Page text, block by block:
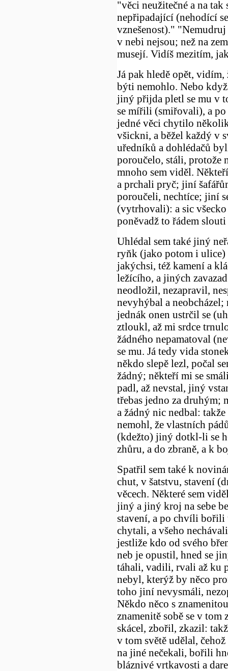
"věci neužitečné a na
nepřipadající (nehodící
vznešenost)."
v nebi nejsou; než na
musejí. Vidíš mezitím,
Já pak hledě opět,
býti nemohlo. Nebo když
jiný přijda pletl se mu v
se mířili (smiřovali), a
jedné věci chytilo
všickni, a běžel každý v
uředníků a dohlédačů
poroučelo, stáli, protože
mnoho sem viděl.
a prchali pryč; jiní
poroučeli, nechtíce; jiní
(vytrhovali): a sic
poněvadž to řádem
Uhlédal sem také jiný
ryňk (jako potom i
jakýchsi, též kamení a
ležícího, a jiných
neodložil, nezapravil,
nevyhýbal a
jednák onen ustrčil se
ztloukl, až mi srdce
žádného nepamatoval
se mu. Já tedy vida
někdo slepě lezl, počal
žádný; někteří mi se
padl, až nevstal, jiný
třebas jedno za druhým;
a žádný nic nedbal:
nemohl, že vlastních
(kdežto) jiný dotkl-li se
zhůru, a do zbraně, a k
Spatřil sem také k
chut, v šatstvu, stavení
věcech. Některé sem
jiný a jiný kroj na sebe
stavení, a po chvíli bořili
chytali, a všeho
jestliže kdo od svého
neb je opustil, hned se
táhali, vadili, rvali až ku
nebyl, kterýž by něco
toho jiní nevysmáli,
Někdo něco s
znamenitě sobě se v
skácel, zbořil, zkazil:
v tom světě udělal,
na jiné nečekali, bořili
bláznivé vrtkavosti a